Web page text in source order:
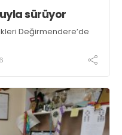
sürüyor
Değirmendere’de